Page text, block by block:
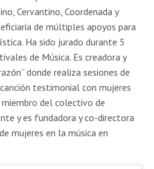
Cervantino, Coordenada y
de múltiples apoyos para
Ha sido jurado durante 5
de Música. Es creadora y
donde realiza sesiones de
testimonial con mujeres
miembro del colectivo de
y es fundadora y co-directora
mujeres en la música en